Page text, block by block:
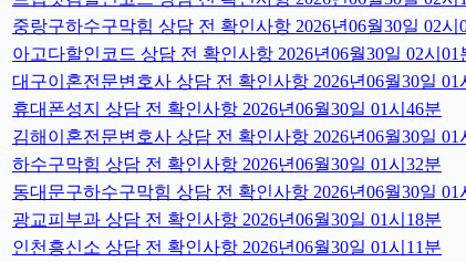
중랑구하수구막힘 상담 전 확인사항 2026년06월30일 02시
아고다할인코드 상담 전 확인사항 2026년06월30일 02시01
대구이혼전문변호사 상담 전 확인사항 2026년06월30일 01
휴대폰성지 상담 전 확인사항 2026년06월30일 01시46분
김해이혼전문변호사 상담 전 확인사항 2026년06월30일 01
하수구막힘 상담 전 확인사항 2026년06월30일 01시32분
동대문구하수구막힘 상담 전 확인사항 2026년06월30일 01
광교피부과 상담 전 확인사항 2026년06월30일 01시18분
인천흥신소 상담 전 확인사항 2026년06월30일 01시11분